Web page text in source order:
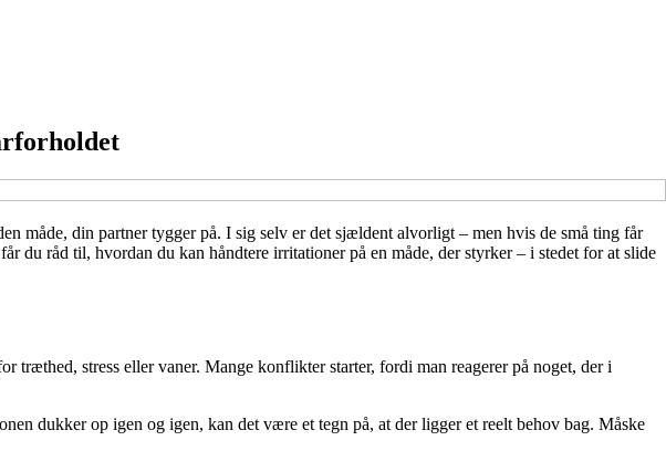
måde, din partner tygger på. I sig selv er det sjældent alvorligt – men hvis de små ting får
du råd til, hvordan du kan håndtere irritationer på en måde, der styrker – i stedet for at slide
stress eller vaner. Mange konflikter starter, fordi man reagerer på noget, der i
dukker op igen og igen, kan det være et tegn på, at der ligger et reelt behov bag. Måske